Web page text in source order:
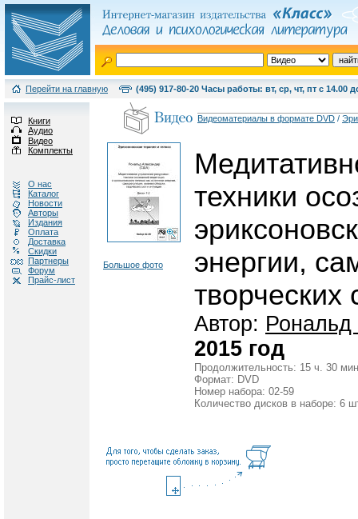
Перейти на главную (495) 917-80-20 Часы работы: вт, ср, чт, пт с 14.00
Книги
Аудио
Видео
Комплекты
О нас
Каталог
Новости
Авторы
Издания
Оплата
Доставка
Скидки
Партнеры
Форум
Прайс-лист
Видеоматериалы в формате DVD /
Большое фото
техники
энергии,
творческих
Автор: Рональд
2015 год
Продолжительность: 15 ч. 30
Формат: DVD
Номер набора: 02-59
Количество дисков в наборе: 6